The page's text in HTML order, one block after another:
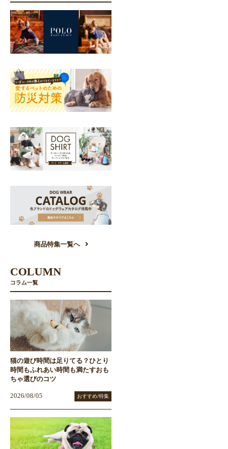
商品特集一覧へ
COLUMN
コラム一覧
猫の遊び時間は足りてる？ひとり
時間もふれあい時間も満たすおも
ちゃ選びのコツ
2026/08/05 おすすめ/特集